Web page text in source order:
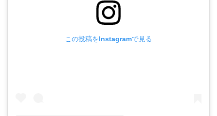
この投稿をInstagramで見る